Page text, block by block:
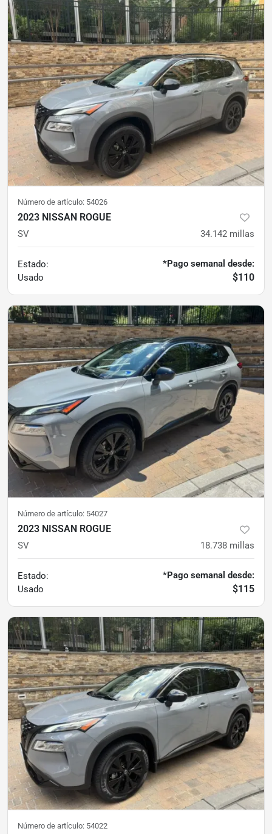
Número de artículo: 54026
2023 NISSAN ROGUE
SV 34.142 millas
Estado:
Usado
*Pago semanal desde:
$110
Número de artículo: 54027
2023 NISSAN ROGUE
SV 18.738 millas
Estado:
Usado
*Pago semanal desde:
$115
Número de artículo: 54022